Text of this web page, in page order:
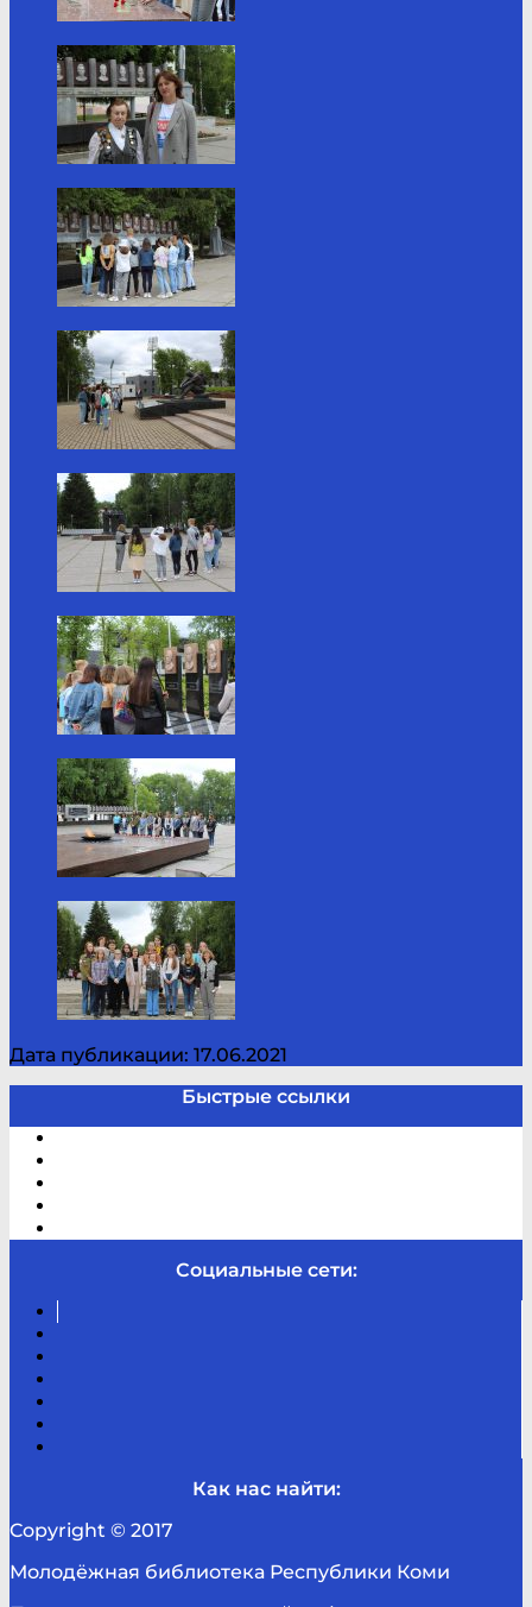
Дата публикации: 17.06.2021
Быстрые ссылки
Социальные сети:
Как нас найти:
Copyright © 2017
Молодёжная библиотека Республики Коми